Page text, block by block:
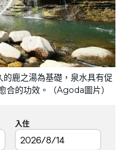
鹿之湯為基礎，泉水具有促
合的功效。（Agoda圖片）